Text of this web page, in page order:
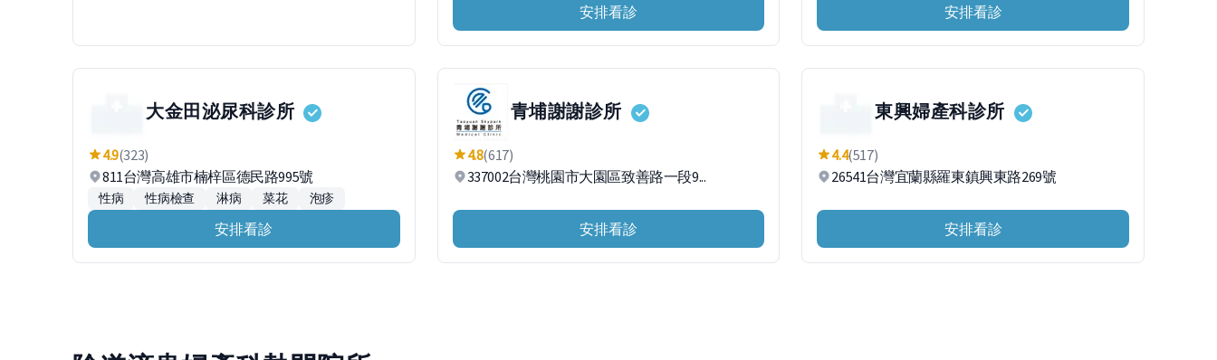
安排看診 安排看診
大金田泌尿科診所
4.9(323)
811台灣高雄市楠梓區德民路995號
性病 性病檢查 淋病 菜花 泡疹
安排看診
青埔謝謝診所
4.8(617)
337002台灣桃園市大園區致善路一段9...
安排看診
東興婦產科診所
4.4(517)
26541台灣宜蘭縣羅東鎮興東路269號
安排看診